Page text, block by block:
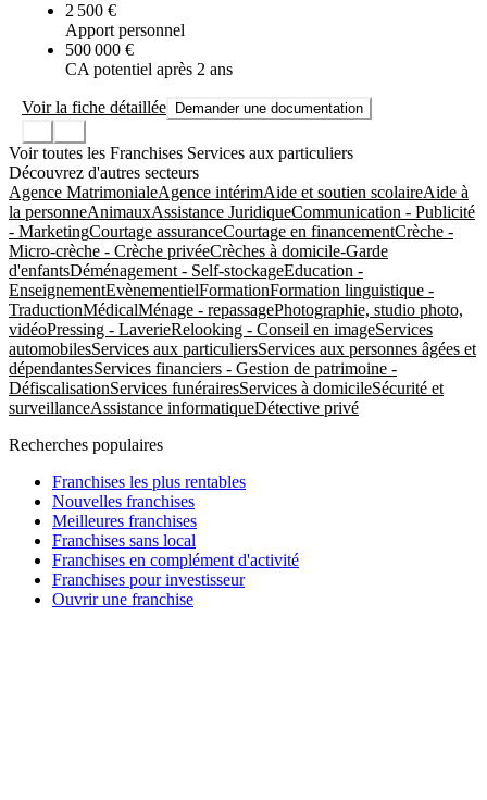
2 500 €
Apport personnel
500 000 €
CA potentiel après 2 ans
Voir la fiche détaillée Demander une documentation
Voir toutes les Franchises Services aux particuliers
Découvrez d'autres secteurs
Agence MatrimonialeAgence intérimAide et soutien scolaireAide à
la personneAnimauxAssistance JuridiqueCommunication - Publicité
- MarketingCourtage assuranceCourtage en financementCrèche -
Micro-crèche - Crèche privéeCrèches à domicile-Garde
d'enfantsDéménagement - Self-stockageEducation -
EnseignementEvènementielFormationFormation linguistique -
TraductionMédicalMénage - repassagePhotographie, studio photo,
vidéoPressing - LaverieRelooking - Conseil en imageServices
automobilesServices aux particuliersServices aux personnes âgées et
dépendantesServices financiers - Gestion de patrimoine -
DéfiscalisationServices funérairesServices à domicileSécurité et
surveillanceAssistance informatiqueDétective privé
Recherches populaires
Franchises les plus rentables
Nouvelles franchises
Meilleures franchises
Franchises sans local
Franchises en complément d'activité
Franchises pour investisseur
Ouvrir une franchise